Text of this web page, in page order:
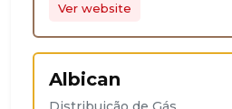
Ver website
Albican